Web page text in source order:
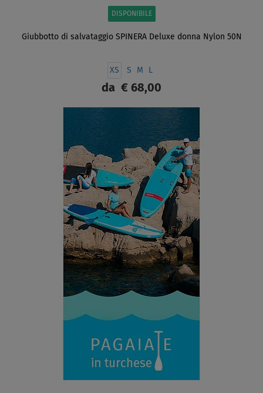
DISPONIBILE
Giubbotto di salvataggio SPINERA Deluxe donna Nylon 50N
XS S M L
da € 68,00